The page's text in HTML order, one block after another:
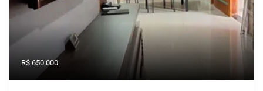
R$ 650.000